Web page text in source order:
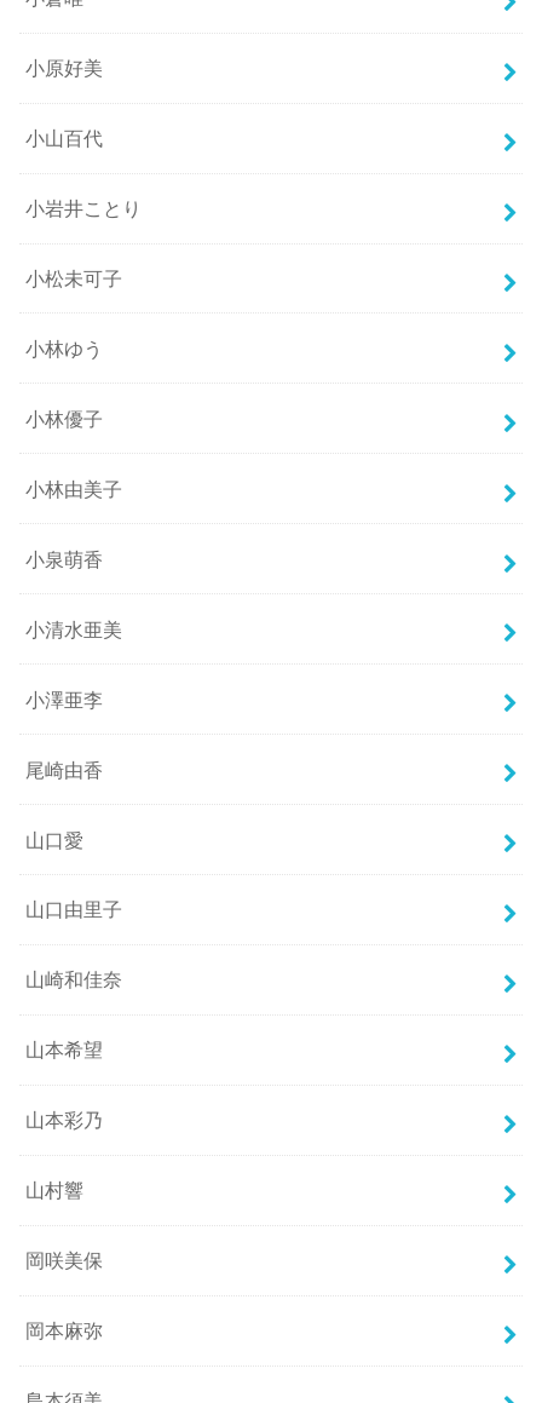
小原好美
小山百代
小岩井ことり
小松未可子
小林ゆう
小林優子
小林由美子
小泉萌香
小清水亜美
小澤亜李
尾崎由香
山口愛
山口由里子
山崎和佳奈
山本希望
山本彩乃
山村響
岡咲美保
岡本麻弥